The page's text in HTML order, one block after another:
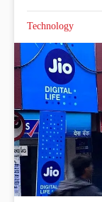
Technology